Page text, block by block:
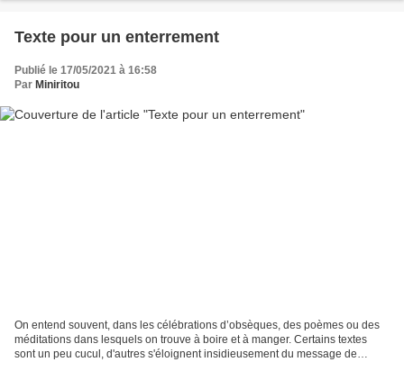
Texte pour un enterrement
Publié le 17/05/2021 à 16:58
Par Miniritou
On entend souvent, dans les célébrations d’obsèques, des poèmes ou des
méditations dans lesquels on trouve à boire et à manger. Certains textes
sont un peu cucul, d'autres s'éloignent insidieusement du message de